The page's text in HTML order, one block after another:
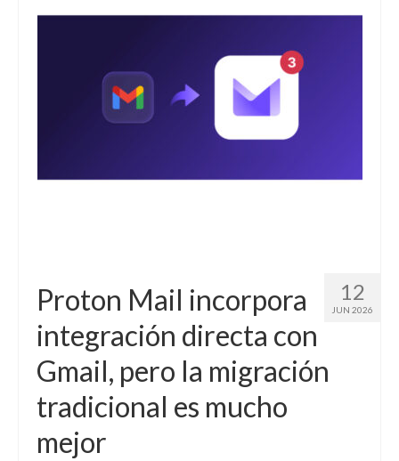
12
JUN 2026
Proton Mail incorpora
integración directa con
Gmail, pero la migración
tradicional es mucho
mejor